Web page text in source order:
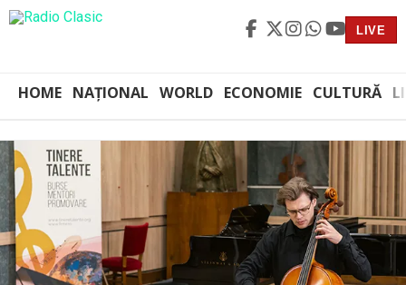
LIVE
HOME NAȚIONAL WORLD ECONOMIE CULTURĂ